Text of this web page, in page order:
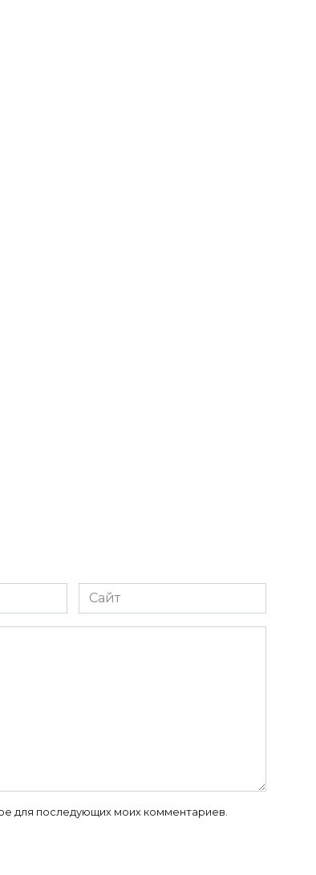
Сайт
для последующих моих комментариев.